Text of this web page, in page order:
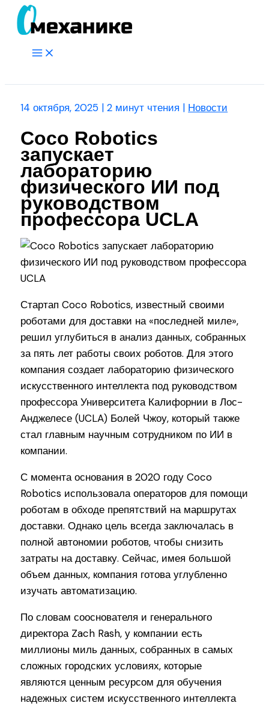
Перейти
Main
14 октября, 2025 |2 минут чтения | Новости
Coco Robotics
запускает
лабораторию
физического ИИ под
руководством
профессора UCLA
Стартап Coco Robotics, известный своими
роботами для доставки на «последней миле»,
решил углубиться в анализ данных, собранных
за пять лет работы своих роботов. Для этого
компания создает лабораторию физического
искусственного интеллекта под руководством
профессора Университета Калифорнии в Лос-
Анджелесе (UCLA) Болей Чжоу, который также
стал главным научным сотрудником по ИИ в
компании.
С момента основания в 2020 году Coco
Robotics использовала операторов для помощи
роботам в обходе препятствий на маршрутах
доставки. Однако цель всегда заключалась в
полной автономии роботов, чтобы снизить
затраты на доставку. Сейчас, имея большой
объем данных, компания готова углубленно
изучать автоматизацию.
По словам сооснователя и генерального
директора Zach Rash, у компании есть
миллионы миль данных, собранных в самых
сложных городских условиях, которые
являются ценным ресурсом для обучения
надежных систем искусственного интеллекта